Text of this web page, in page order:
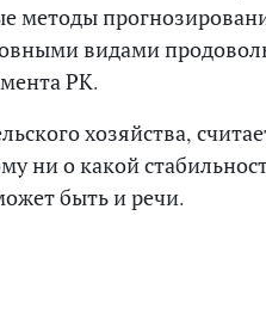
методы
видами
РК.
хозяйства,
ни о какой
быть и речи.